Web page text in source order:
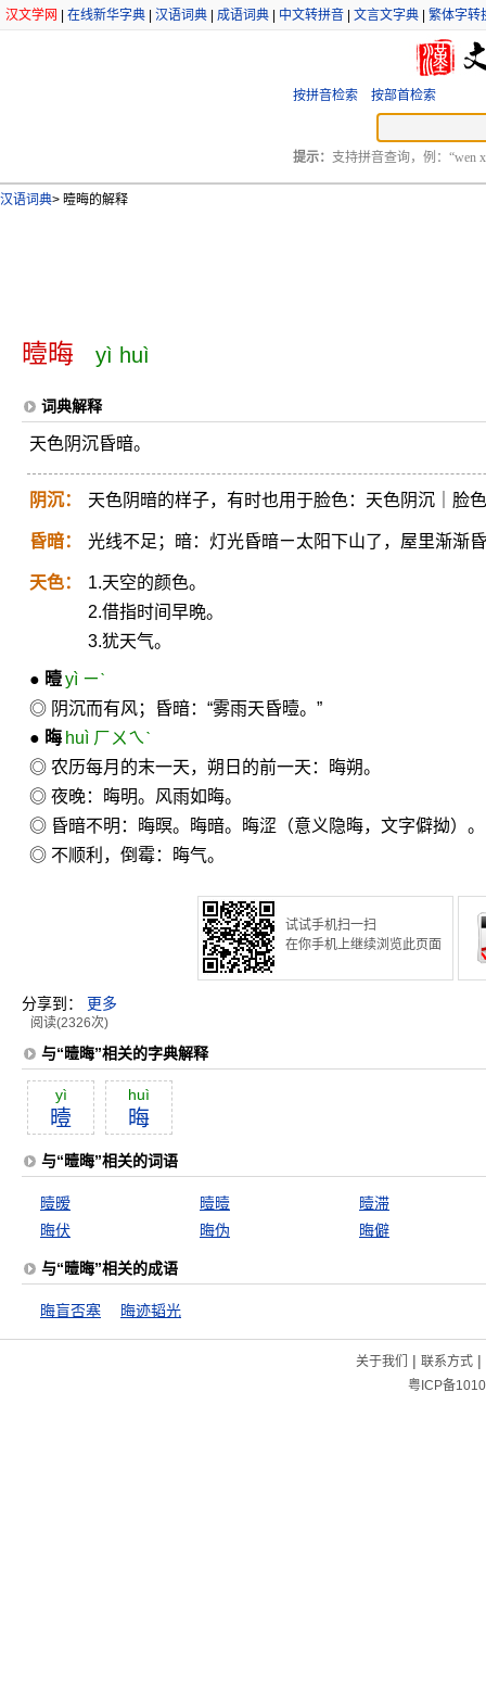
汉文学网 在线新华字典 汉语词典 成语词典 中文转拼音 文言文字典 繁体字转
按拼音检索 按部首检索
提示： 支持拼音查询，例：“wen
汉语词典> 曀晦的解释
曀晦 yì huì
词典解释
天色阴沉昏暗。
阴沉： 天色阴暗的样子，有时也用于脸色：天色阴沉｜脸
昏暗： 光线不足；暗：灯光昏暗ㄧ太阳下山了，屋里渐渐
天色：
1.天空的颜色。
2.借指时间早晩。
3.犹天气。
● 曀yì ㄧˋ
◎ 阴沉而有风；昏暗：“雾雨天昏曀。”
● 晦 huì ㄏㄨㄟˋ
◎ 农历每月的末一天，朔日的前一天：晦朔。
◎ 夜晚：晦明。风雨如晦。
◎ 昏暗不明：晦暝。晦暗。晦涩（意义隐晦，文字僻拗）
◎ 不顺利，倒霉：晦气。
试试手机扫一扫
在你手机上继续浏览此页面
分享到： 更多
阅读(2326次)
与“曀晦”相关的字典解释
yì
曀
huì
晦
与“曀晦”相关的词语
曀暧 曀曀
曀滞
晦伏
晦伪 晦僻
与“曀晦”相关的成语
晦盲否塞 晦迹韬光
关于我们 | 联系方式|
粤ICP备